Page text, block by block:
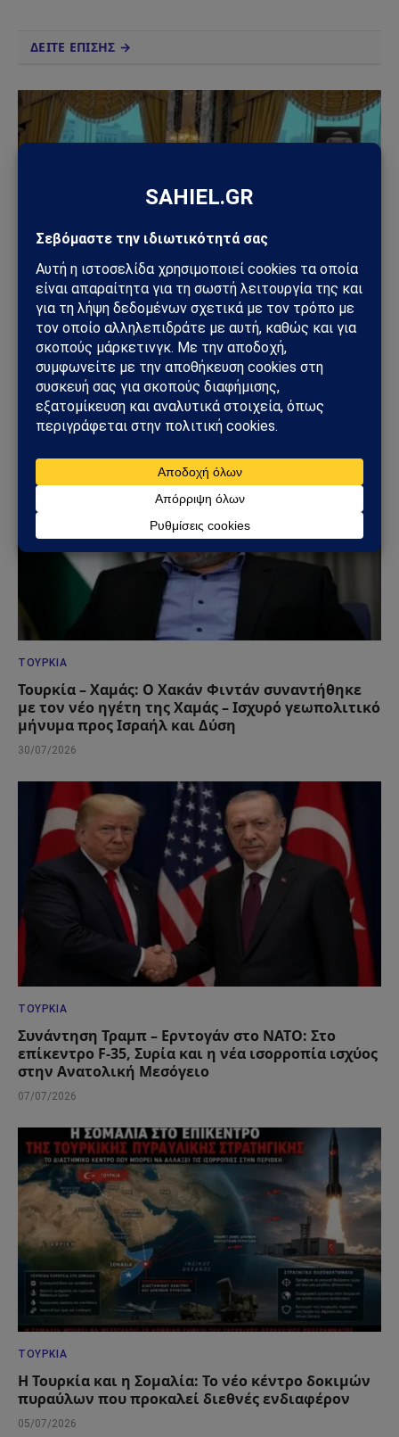
ΔΕΙΤΕ ΕΠΙΣΗΣ →
ΓΕΩΣΤΡΑΤΗΓΙΚΉ
Συμφωνία της Μέκκας: Τουρκία, Σαουδική Αραβία
και Πακιστάν δημιουργούν νέο αμυντικό άξονα –
Οι επιπτώσεις για την Ελλάδα
08/08/2026
ΤΟΥΡΚΊΑ
Τουρκία – Χαμάς: Ο Χακάν Φιντάν συναντήθηκε
με τον νέο ηγέτη της Χαμάς – Ισχυρό γεωπολιτικό
μήνυμα προς Ισραήλ και Δύση
30/07/2026
ΤΟΥΡΚΊΑ
Συνάντηση Τραμπ – Ερντογάν στο ΝΑΤΟ: Στο
επίκεντρο F-35, Συρία και η νέα ισορροπία ισχύος
στην Ανατολική Μεσόγειο
07/07/2026
ΤΟΥΡΚΊΑ
Η Τουρκία και η Σομαλία: Το νέο κέντρο δοκιμών
πυραύλων που προκαλεί διεθνές ενδιαφέρον
05/07/2026